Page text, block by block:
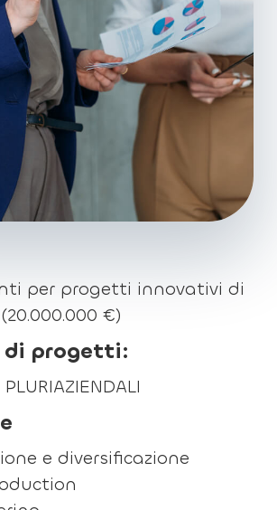
per progetti innovativi di
€)
di progetti:
e diversificazione